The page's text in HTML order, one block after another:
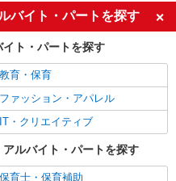
交通費支給
バイト・パートを探す
ト・パートを探す
教育・保育
ファッション・アパレル
IT・クリエイティブ
ルバイト・パートを探す
保育士・保育補助